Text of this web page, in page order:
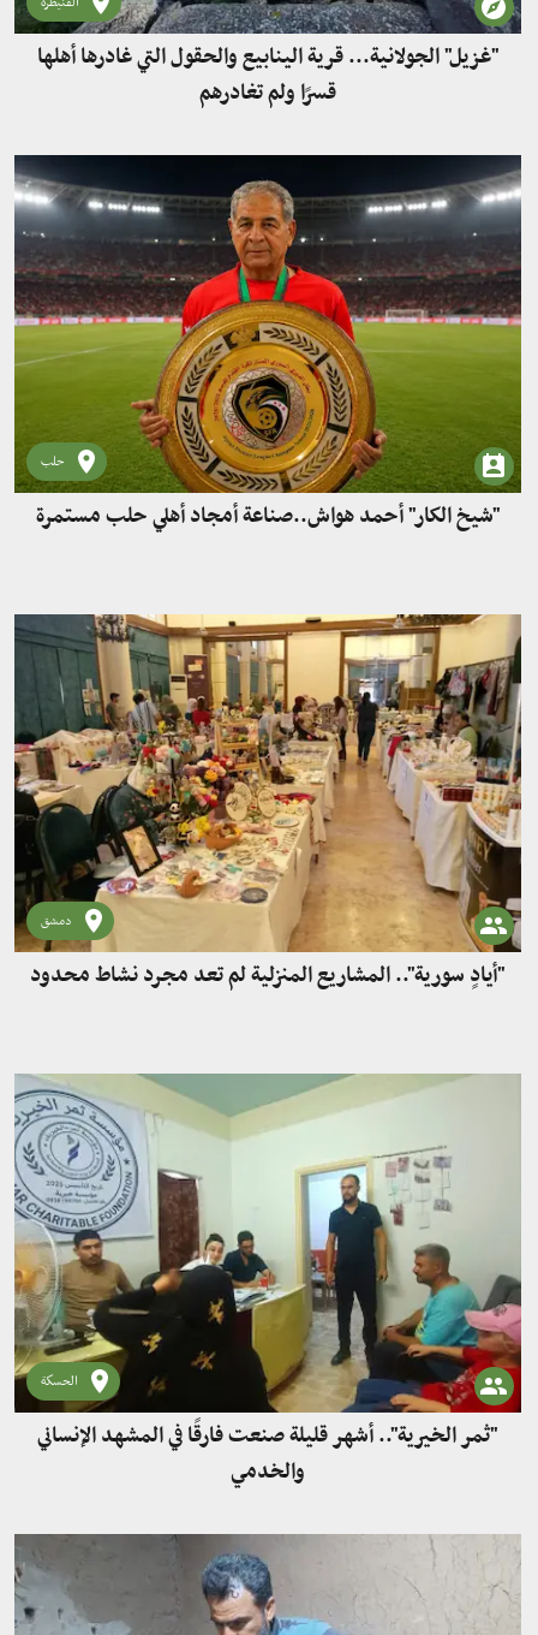
"غزيل" الجولانية... قرية الينابيع والحقول التي غادرها أهلها
قسرًا ولم تغادرهم
حلب
"شيخ الكار" أحمد هواش..صناعة أمجاد أهلي حلب مستمرة
دمشق
"أيادٍ سورية".. المشاريع المنزلية لم تعد مجرد نشاط محدود
الحسكة
"ثمر الخيرية".. أشهر قليلة صنعت فارقًا في المشهد الإنساني
والخدمي